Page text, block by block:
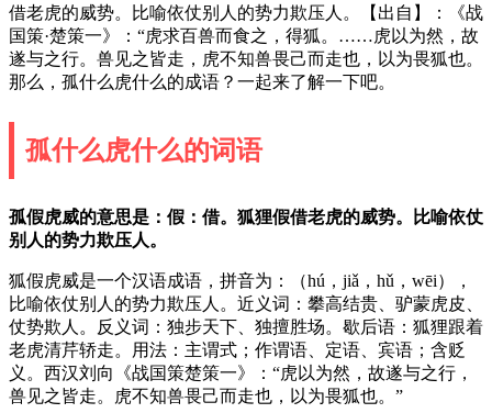
借老虎的威势。比喻依仗别人的势力欺压人。【出自】：《战
国策·楚策一》：“虎求百兽而食之，得狐。……虎以为然，故
遂与之行。兽见之皆走，虎不知兽畏己而走也，以为畏狐也。
那么，孤什么虎什么的成语？一起来了解一下吧。
孤什么虎什么的词语
孤假虎威的意思是：假：借。狐狸假借老虎的威势。比喻依仗
别人的势力欺压人。
狐假虎威是一个汉语成语，拼音为：（hú，jiǎ，hǔ，wēi），
比喻依仗别人的势力欺压人。近义词：攀高结贵、驴蒙虎皮、
仗势欺人。反义词：独步天下、独擅胜场。歇后语：狐狸跟着
老虎清芹轿走。用法：主谓式；作谓语、定语、宾语；含贬
义。西汉刘向《战国策楚策一》：“虎以为然，故遂与之行，
兽见之皆走。虎不知兽畏己而走也，以为畏狐也。”